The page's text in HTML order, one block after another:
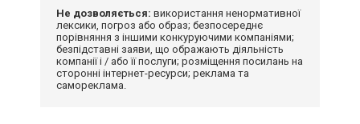
Не дозволяється: використання ненормативної
лексики, погроз або образ; безпосереднє
порівняння з іншими конкуруючими компаніями;
безпідставні заяви, що ображають діяльність
компанії і / або її послуги; розміщення посилань на
сторонні інтернет-ресурси; реклама та
самореклама.